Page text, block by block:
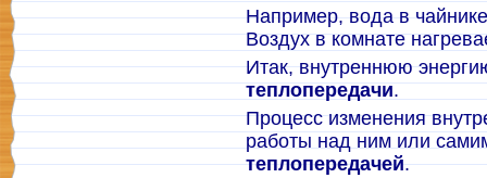
Например, вода в
Воздух в комнате
Итак, внутреннюю
теплопередачи.
Процесс изменения
работы над ним или
теплопередачей.